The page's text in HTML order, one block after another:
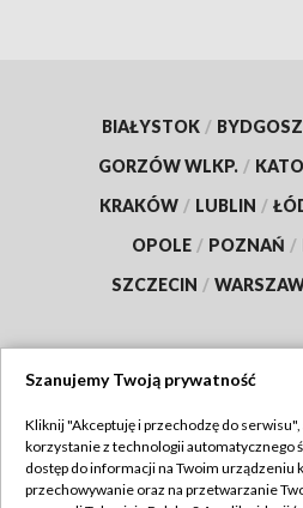
BIAŁYSTOK /
GORZÓW WLKP. /
KRAKÓW / LUBLIN /
OPOLE / POZNAŃ /
SZCZECIN /
TVP
Abonament TVP
Szanujemy Twoją prywatność
Kliknij "Akceptuję i przechodzę do serwisu",
korzystanie z technologii automatycznego
dostęp do informacji na Twoim urządzeniu
przechowywanie oraz na przetwarzanie